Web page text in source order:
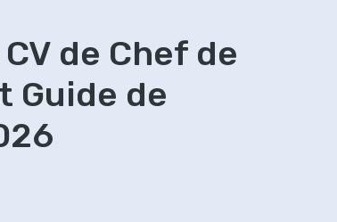
de Chef de
Guide de